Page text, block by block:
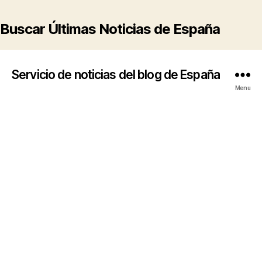
Buscar Últimas Noticias de España
Servicio de noticias del blog de España
Menu